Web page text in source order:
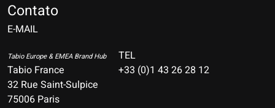
Contato
E-MAIL
Tabio Europe & EMEA Brand Hub
Tabio France
32 Rue Saint-Sulpice
75006 Paris
TEL
+33 (0)1 43 26 28 12
Español